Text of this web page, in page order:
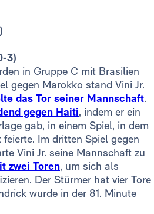
3)
in Gruppe C mit Brasilien
gegen Marokko stand Vini Jr.
das Tor seiner Mannschaft.
gegen Haiti, indem er ein
gab, in einem Spiel, in dem
Im dritten Spiel gegen
Vini Jr. seine Mannschaft zu
zwei Toren, um sich als
Der Stürmer hat vier Tore
wurde in der 81. Minute